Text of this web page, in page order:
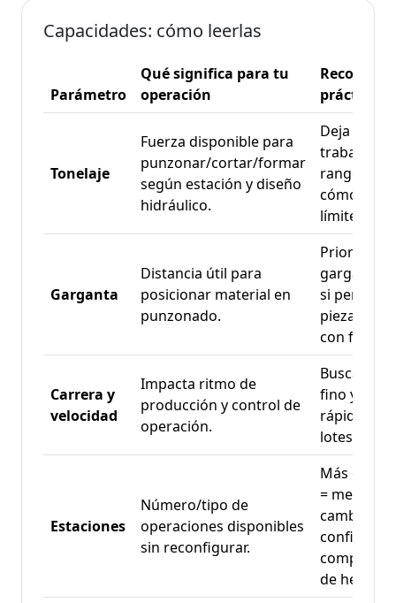
Capacidades: cómo leerlas
Parámetro
Qué significa para tu
operación
práctica
Tonelaje
Fuerza disponible para
punzonar/cortar/formar
según estación y diseño
hidráulico.
Deja
trabaja en
rangos
cómodos,
límite
Garganta
Distancia útil para
posicionar material en
punzonado.
Prioriza
garganta
si perforas
piezas
con
Carrera y
velocidad
Impacta ritmo de
producción y control de
operación.
Busca
fino y
rápido si
lotes
Estaciones
Número/tipo de
operaciones disponibles
sin reconfigurar.
Más
= menos
cambios;
confirma
de